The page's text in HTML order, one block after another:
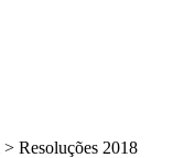
> Resoluções 2018